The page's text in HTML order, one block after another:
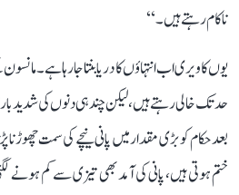
ناکام رہتے ہیں۔‘‘
یوں کاویری اب انتہاؤں کا دریا بنتا جا رہا ہے۔
حد تک خالی رہتے ہیں، لیکن چند ہی دنوں کی شدید
بعد حکام کو بڑی مقدار میں پانی نیچے کی سمت
ختم ہوتی ہیں، پانی کی آمد بھی تیزی سے کم ہونے